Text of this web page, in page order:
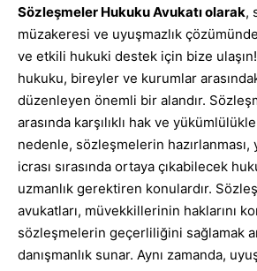
Sözleşmeler Hukuku Avukatı olarak,
müzakeresi ve uyuşmazlık
ve etkili hukuki destek için bize
hukuku, bireyler ve kurumlar
düzenleyen önemli bir alandır.
arasında karşılıklı hak ve
nedenle, sözleşmelerin hazırlanması,
icrası sırasında ortaya çıkabilecek
uzmanlık gerektiren konulardır.
avukatları, müvekkillerinin haklarını
sözleşmelerin geçerliliğini sağlamak
danışmanlık sunar. Aynı zamanda,